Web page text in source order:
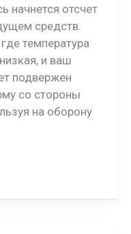
начнется отсчет
средств.
температура
и ваш
подвержен
со стороны
на оборону